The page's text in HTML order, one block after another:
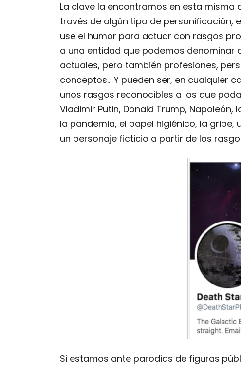
La clave la encontramos en esta
través de algún tipo de personificación,
use el humor para actuar con rasgos
a una entidad que podemos denominar
actuales, pero también profesiones,
conceptos… Y pueden ser, en cualquier
unos rasgos reconocibles a los que
Vladimir Putin, Donald Trump, Napoleón,
la pandemia, el papel higiénico, la
un personaje ficticio a partir de los
Si estamos ante parodias de figuras